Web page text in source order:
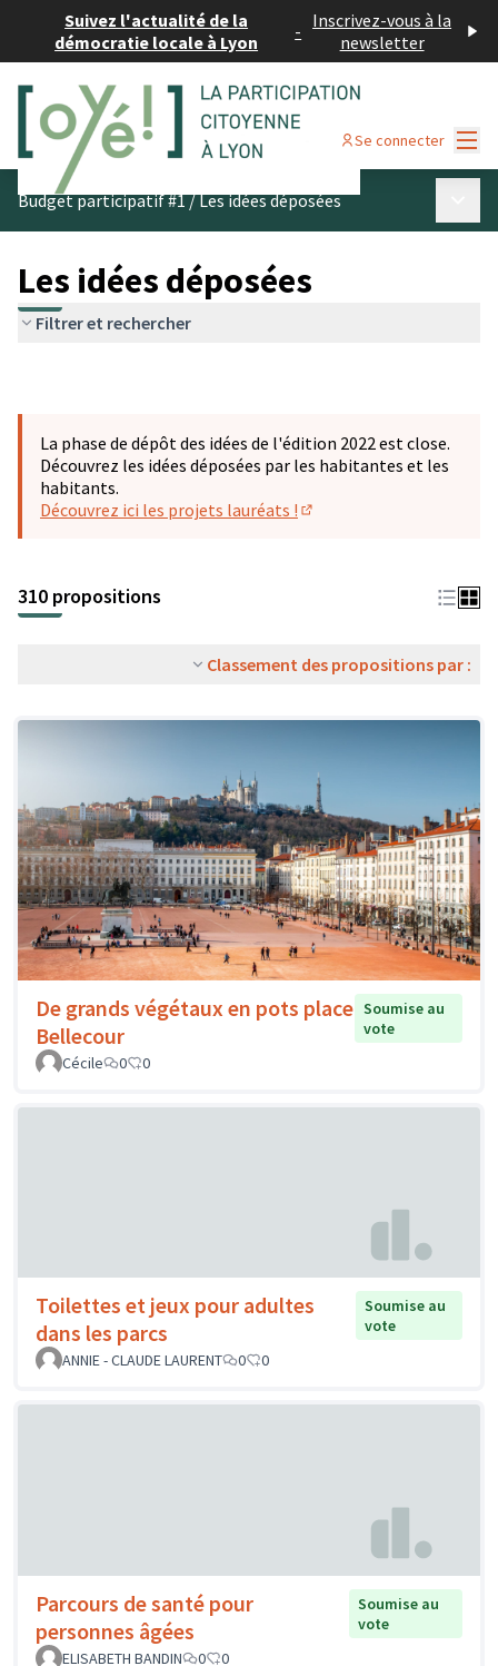
Suivez l'actualité de la
démocratie locale à Lyon
- Inscrivez-vous à la
newsletter
Se connecter
Budget participatif #1/Les idées déposées
Les idées déposées
Filtrer et rechercher
La phase de dépôt des idées de l'édition 2022 est close.
Découvrez les idées déposées par les habitantes et les
habitants.
Découvrez ici les projets lauréats !
310 propositions
Classement des propositions par :
De grands végétaux en pots place
Bellecour
Soumise au
vote
Cécile
0 0
Toilettes et jeux pour adultes
dans les parcs
Soumise au
vote
ANNIE - CLAUDE LAURENT
0 0
Parcours de santé pour
personnes âgées
Soumise au
vote
ELISABETH BANDIN
0 0